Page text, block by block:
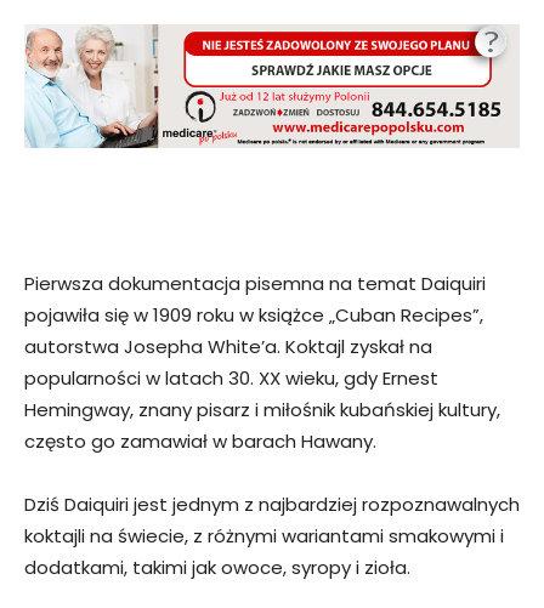
Pierwsza dokumentacja pisemna na temat Daiquiri
pojawiła się w 1909 roku w książce „Cuban Recipes”,
autorstwa Josepha White’a. Koktajl zyskał na
popularności w latach 30. XX wieku, gdy Ernest
Hemingway, znany pisarz i miłośnik kubańskiej kultury,
często go zamawiał w barach Hawany.
Dziś Daiquiri jest jednym z najbardziej rozpoznawalnych
koktajli na świecie, z różnymi wariantami smakowymi i
dodatkami, takimi jak owoce, syropy i zioła.